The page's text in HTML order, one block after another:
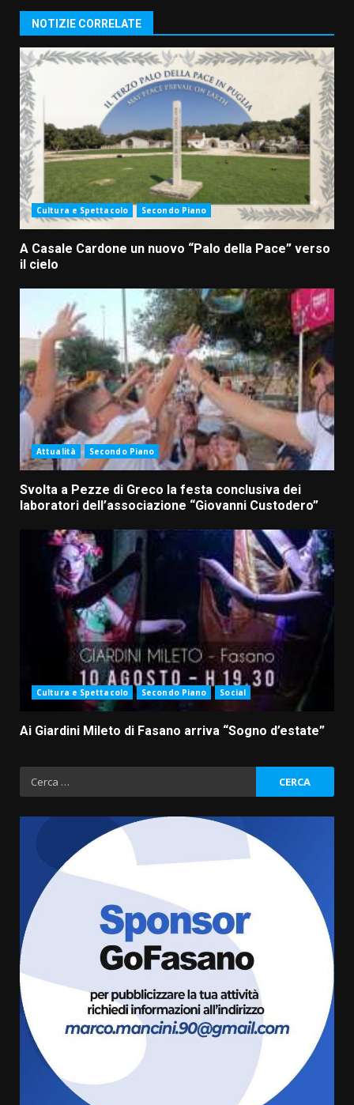
NOTIZIE CORRELATE
Cultura e Spettacolo Secondo Piano
A Casale Cardone un nuovo “Palo della Pace” verso
il cielo
Attualità Secondo Piano
Svolta a Pezze di Greco la festa conclusiva dei
laboratori dell’associazione “Giovanni Custodero”
Cultura e Spettacolo Secondo Piano Social
Ai Giardini Mileto di Fasano arriva “Sogno d’estate”
Ricerca
per:
3
La Banda Città di Fasano apre
Savelletri
8 Agosto 2026 11:00
Savelletri in festa, domani sera
grande spettacolo con Uccio De
Santis
8 Agosto 2026 07:30
Politiche Giovanili e Mobilità
Sostenibile: premiati gli studenti
universitari del bando “La strada